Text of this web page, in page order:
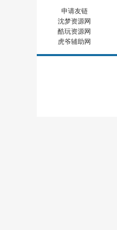
申请友链
沈梦资源网
酷玩资源网
虎爷辅助网